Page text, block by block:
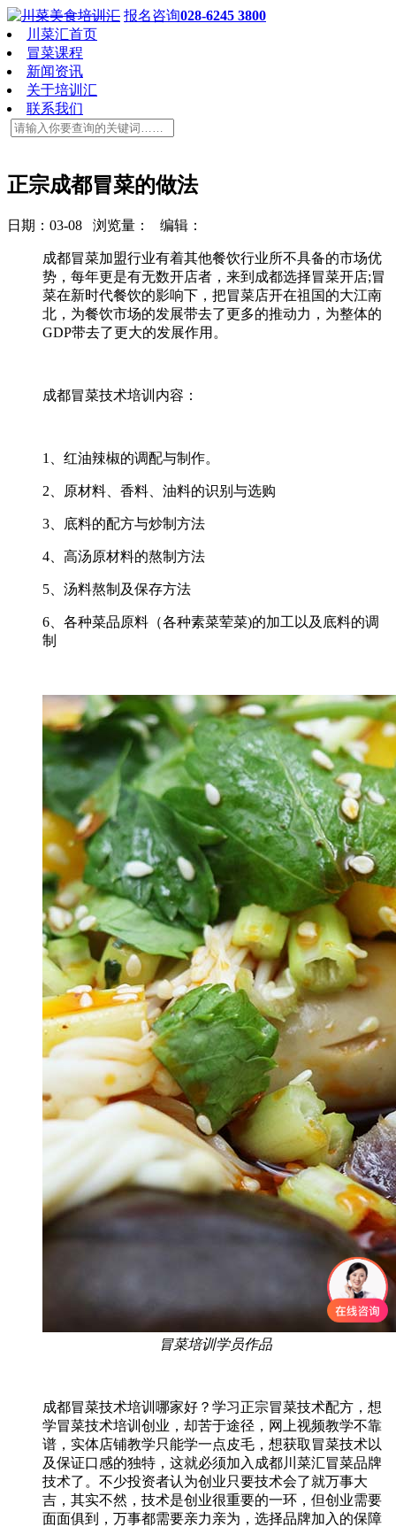
报名咨询028-6245 3800
川菜汇首页
冒菜课程
新闻资讯
关于培训汇
联系我们
正宗成都冒菜的做法
日期：03-08 浏览量： 编辑：
成都冒菜加盟行业有着其他餐饮行业所不具备的市场优
势，每年更是有无数开店者，来到成都选择冒菜开店;冒
菜在新时代餐饮的影响下，把冒菜店开在祖国的大江南
北，为餐饮市场的发展带去了更多的推动力，为整体的
GDP带去了更大的发展作用。
成都冒菜技术培训内容：
1、红油辣椒的调配与制作。
2、原材料、香料、油料的识别与选购
3、底料的配方与炒制方法
4、高汤原材料的熬制方法
5、汤料熬制及保存方法
6、各种菜品原料（各种素菜荤菜)的加工以及底料的调
制
冒菜培训学员作品
成都冒菜技术培训哪家好？学习正宗冒菜技术配方，想
学冒菜技术培训创业，却苦于途径，网上视频教学不靠
谱，实体店铺教学只能学一点皮毛，想获取冒菜技术以
及保证口感的独特，这就必须加入成都川菜汇冒菜品牌
技术了。不少投资者认为创业只要技术会了就万事大
吉，其实不然，技术是创业很重要的一环，但创业需要
面面俱到，万事都需要亲力亲为，选择品牌加入的保障